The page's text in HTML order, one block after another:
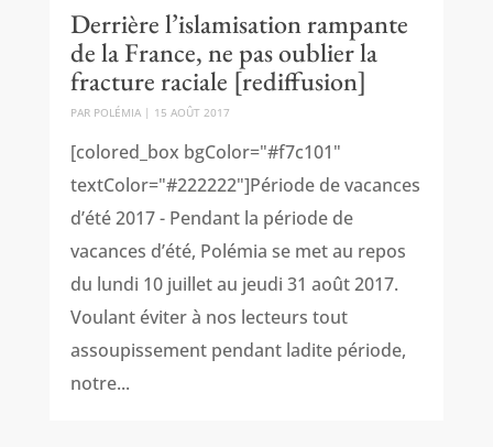
Derrière l’islamisation rampante
de la France, ne pas oublier la
fracture raciale [rediffusion]
PAR POLÉMIA| 15 AOÛT 2017
[colored_box bgColor="#f7c101"
textColor="#222222"]Période de vacances
d’été 2017 - Pendant la période de
vacances d’été, Polémia se met au repos
du lundi 10 juillet au jeudi 31 août 2017.
Voulant éviter à nos lecteurs tout
assoupissement pendant ladite période,
notre...